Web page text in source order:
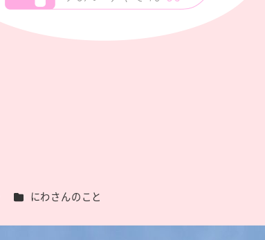
カテゴリー
にわさんのこと